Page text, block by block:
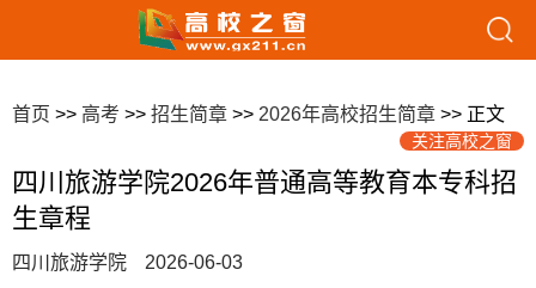
首页 >> 高考 >> 招生简章 >> 2026年高校招生简章 >> 正文
关注高校之窗
四川旅游学院2026年普通高等教育本专科招
生章程
四川旅游学院 2026-06-03